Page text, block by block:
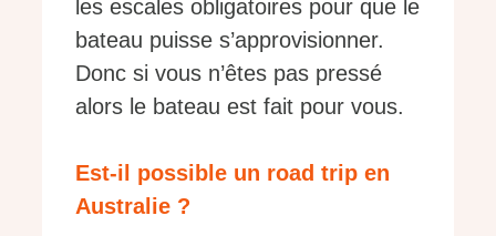
les escales obligatoires pour que le
bateau puisse s’approvisionner.
Donc si vous n’êtes pas pressé
alors le bateau est fait pour vous.
Est-il possible un road trip en
Australie ?